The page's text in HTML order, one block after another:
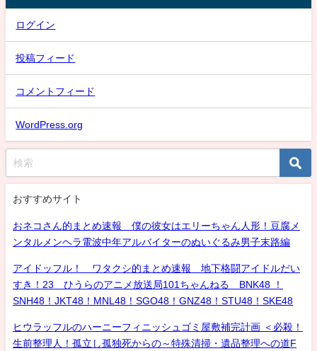
ログイン
投稿フィード
コメントフィード
WordPress.org
おすすめサイト
おネコさん的まとめ速報 僕の彼女はエリーちゃん人形！豆腐メ
ンタルメンヘラ電波中年アルバイターのぬいぐるみ男子末路編
アイドッフル！ ワタクシ的まとめ速報 地下格闘アイドルだい
すき！23 ひうらのアニメ放送局101ちゃんねる BNK48 ！
SNH48！JKT48！MNL48！SGO48！GNZ48！STU48！SKE48
ヒウラッフルのハーニーフィニッシュゴミ屋敷補完計画 ＜必殺！
生前整理人！孤立し孤独死からの～特殊清掃・遺品整理への道F